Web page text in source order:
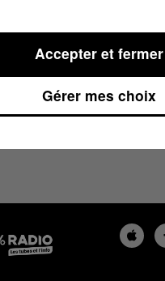
DU TARN
Gérer mes choix
Accepter et fermer